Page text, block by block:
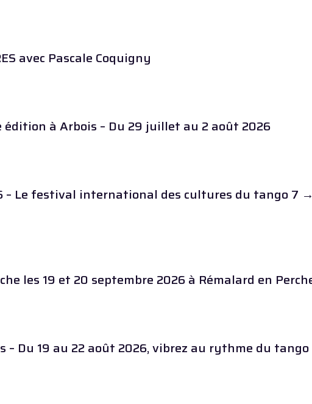
avec Pascale Coquigny
édition à Arbois – Du 29 juillet au 2 août 2026
– Le festival international des cultures du tango 7
les 19 et 20 septembre 2026 à Rémalard en
– Du 19 au 22 août 2026, vibrez au rythme du tango